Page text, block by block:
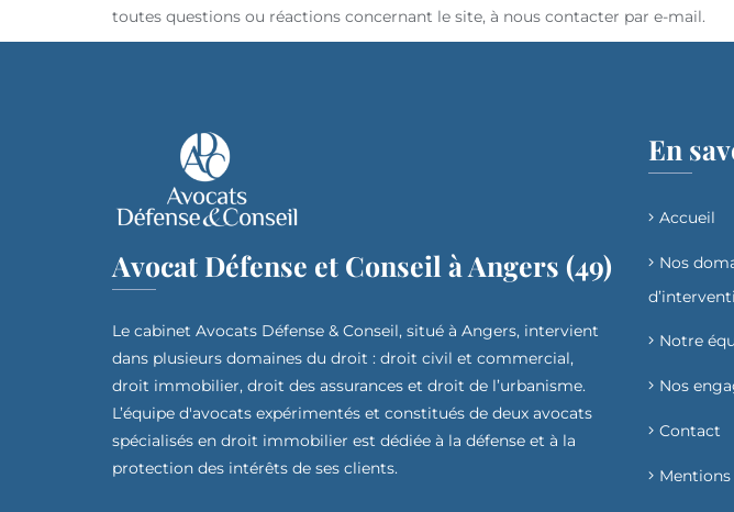
toutes questions ou réactions concernant le site, à nous contacter par e-mail.
Avocat Défense et Conseil à Angers (49)
Le cabinet Avocats Défense & Conseil, situé à Angers, intervient
dans plusieurs domaines du droit : droit civil et commercial,
droit immobilier, droit des assurances et droit de l’urbanisme.
L’équipe d'avocats expérimentés et constitués de deux avocats
spécialisés en droit immobilier est dédiée à la défense et à la
protection des intérêts de ses clients.
En
Accueil
Nos
Notre
Nos
Contact
Mentions